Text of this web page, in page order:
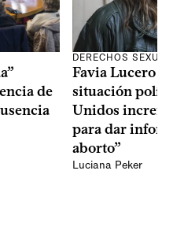
de
DERECHOS
Favia Lucero
situación
Unidos
para dar
aborto”
Luciana Peker